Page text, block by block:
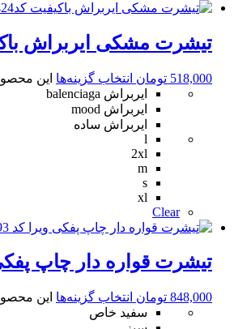
تیشرت مشکی ایربراش
518,000 تومان انتخاب گزینه‌ها این
ایربراش balenciaga
ایربراش mood
ایربراش ساده
l
2xl
m
s
xl
Clear
تیشرت قواره دار چاپ پفکی
848,000 تومان انتخاب گزینه‌ها این
سفید خاص